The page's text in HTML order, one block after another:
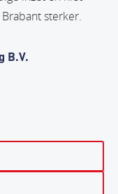
sterker.
B.V.